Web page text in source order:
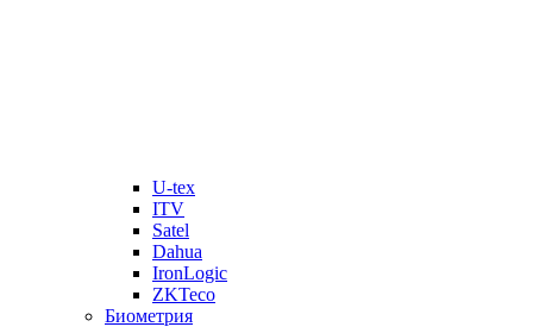
U-tex
ITV
Satel
Dahua
IronLogic
ZKTeco
Биометрия